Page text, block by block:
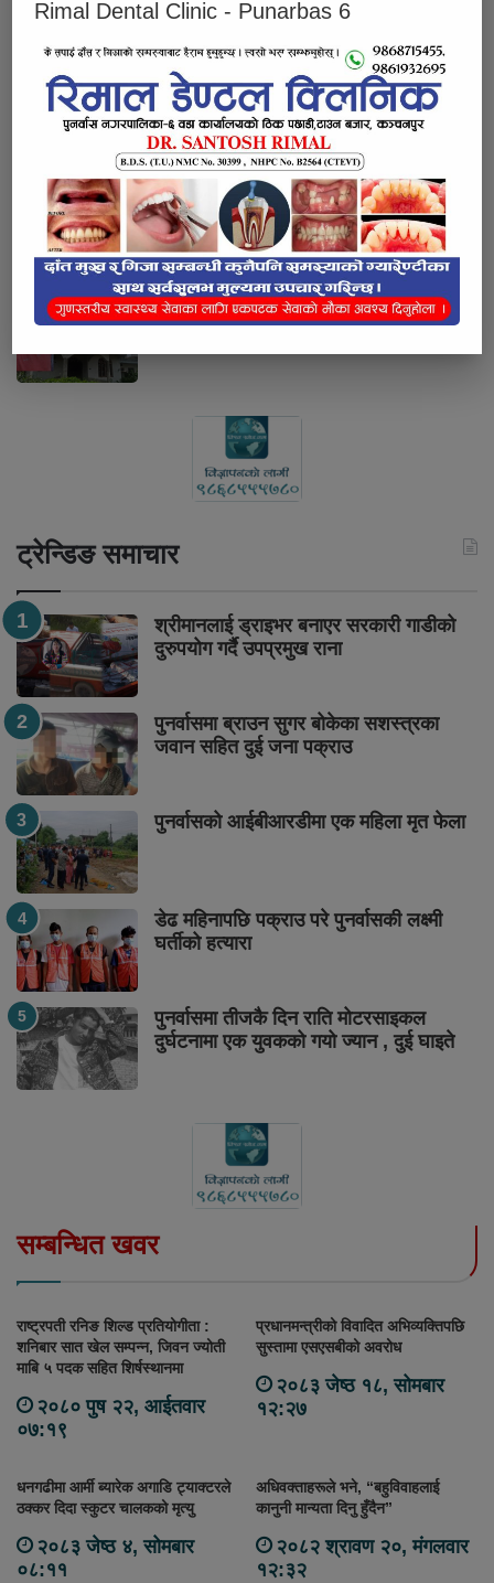
सुनको मूल्य तोलामा चार हजार आठ सयले वृद्धि
पुनर्वासमा तोकिएको भन्दा बढी भाडा लिने
अटोलाई कारबाही
कैलालीमा बाल्टिनको पानीमा डुबेर १८ महिनाका
बालकको मृत्यु
घर जग्गा पास गर्ने भन्दै रकम लिएर फरार
ट्रेन्डिङ समाचार
श्रीमानलाई ड्राइभर बनाएर सरकारी गाडीको
दुरुपयोग गर्दै उपप्रमुख राना
पुनर्वासमा ब्राउन सुगर बोकेका सशस्त्रका
जवान सहित दुई जना पक्राउ
पुनर्वासको आईबीआरडीमा एक महिला मृत फेला
डेढ महिनापछि पक्राउ परे पुनर्वासकी लक्ष्मी
घर्तीको हत्यारा
पुनर्वासमा तीजकै दिन राति मोटरसाइकल
दुर्घटनामा एक युवकको गयो ज्यान , दुई घाइते
सम्बन्धित खवर
राष्ट्रपती रनिङ शिल्ड प्रतियोगीता :
शनिबार सात खेल सम्पन्न, जिवन ज्योती
माबि ५ पदक सहित शिर्षस्थानमा
२०८० पुष २२, आईतवार
०७:१९
प्रधानमन्त्रीको विवादित अभिव्यक्तिपछि
सुस्तामा एसएसबीको अवरोध
२०८३ जेष्ठ १८, सोमबार
१२:२७
धनगढीमा आर्मी ब्यारेक अगाडि ट्याक्टरले
ठक्कर दिदा स्कुटर चालकको मृत्यु
२०८३ जेष्ठ ४, सोमबार
०८:११
अधिवक्ताहरूले भने, “बहुविवाहलाई
कानुनी मान्यता दिनु हुँदैन”
२०८२ श्रावण २०, मंगलवार
१२:३२
Rimal Dental Clinic - Punarbas 6